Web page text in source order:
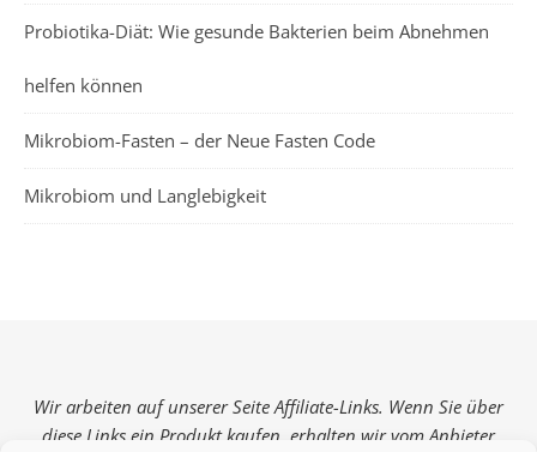
Probiotika-Diät: Wie gesunde Bakterien beim Abnehmen
helfen können
Mikrobiom-Fasten – der Neue Fasten Code
Mikrobiom und Langlebigkeit
Wir arbeiten auf unserer Seite Affiliate-Links. Wenn Sie über
diese Links ein Produkt kaufen, erhalten wir vom Anbieter